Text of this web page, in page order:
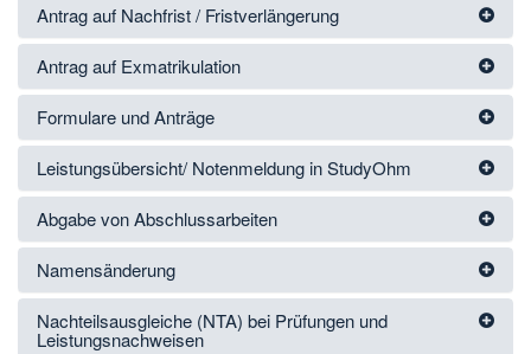
Antrag auf Nachfrist / Fristverlängerung
Antrag auf Exmatrikulation
Formulare und Anträge
Leistungsübersicht/ Notenmeldung in StudyOhm
Abgabe von Abschlussarbeiten
Namensänderung
Nachteilsausgleiche (NTA) bei Prüfungen und
Leistungsnachweisen